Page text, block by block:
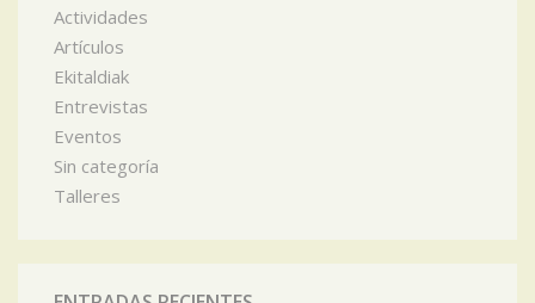
Actividades
Artículos
Ekitaldiak
Entrevistas
Eventos
Sin categoría
Talleres